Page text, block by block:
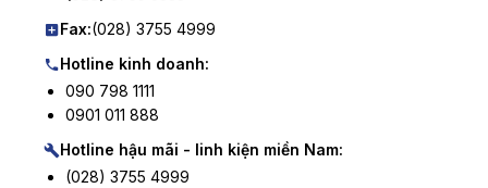
Fax:(028) 3755 4999
Hotline kinh doanh:
090 798 1111
0901 011 888
Hotline hậu mãi - linh kiện miền Nam:
(028) 3755 4999